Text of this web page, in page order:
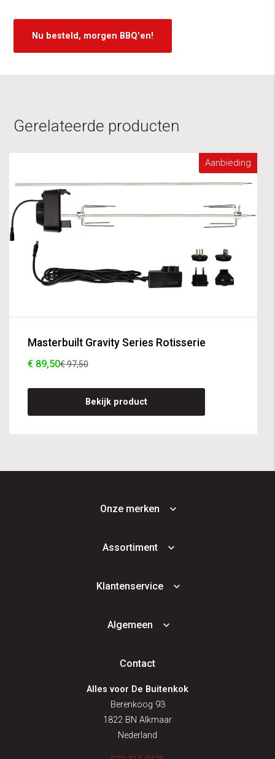
Nu besteld, morgen BBQ'en!
Gerelateerde producten
Aanbieding
Masterbuilt Gravity Series Rotisserie
€ 89,50€ 97,50
Bekijk product
Onze merken
Assortiment
Klantenservice
Algemeen
Contact
Alles voor De Buitenkok
Berenkoog 93
1822 BN Alkmaar
Nederland